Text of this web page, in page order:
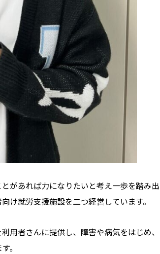
があれば力になりたいと考え一歩を踏み
け就労支援施設を二つ経営しています。
用者さんに提供し、障害や病気をはじめ
。